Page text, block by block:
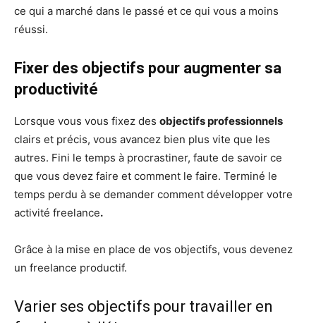
ce qui a marché dans le passé et ce qui vous a moins
réussi.
Fixer des objectifs pour augmenter sa
productivité
Lorsque vous vous fixez des objectifs professionnels
clairs et précis, vous avancez bien plus vite que les
autres. Fini le temps à procrastiner, faute de savoir ce
que vous devez faire et comment le faire. Terminé le
temps perdu à se demander comment développer votre
activité freelance.
Grâce à la mise en place de vos objectifs, vous devenez
un freelance productif.
Varier ses objectifs pour travailler en